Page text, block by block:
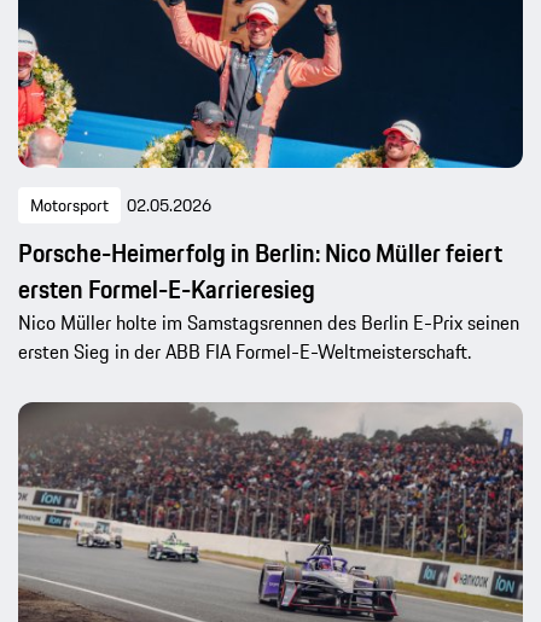
Motorsport 02.05.2026
Porsche-Heimerfolg in Berlin: Nico Müller feiert
ersten Formel-E-Karrieresieg
Nico Müller holte im Samstagsrennen des Berlin E-Prix seinen
ersten Sieg in der ABB FIA Formel-E-Weltmeisterschaft.